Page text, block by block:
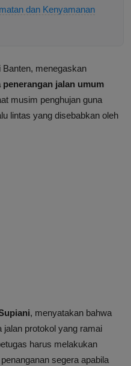
dan Kenyamanan
Banten, menegaskan
jalan umum
musim penghujan guna
lintas yang disebabkan oleh
, menyatakan bahwa
jalan protokol yang ramai
harus melakukan
segera apabila